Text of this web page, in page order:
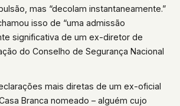
mas “decolam instantaneamente.”
isso de “uma admissão
significativa de um ex-diretor de
do Conselho de Segurança Nacional
mais diretas de um ex-oficial
Branca nomeado – alguém cujo